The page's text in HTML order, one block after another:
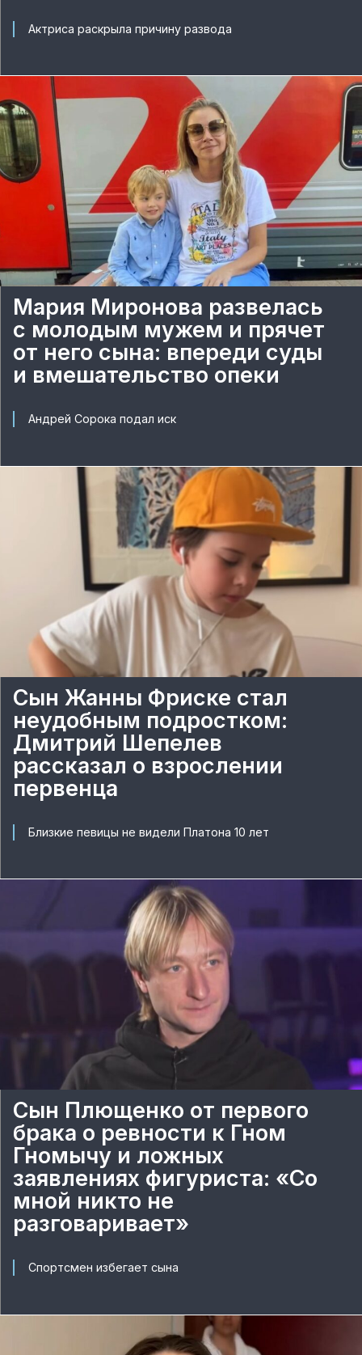
Актриса раскрыла причину развода
Мария Миронова развелась
с молодым мужем и прячет
от него сына: впереди суды
и вмешательство опеки
Андрей Сорока подал иск
Сын Жанны Фриске стал
неудобным подростком:
Дмитрий Шепелев
рассказал о взрослении
первенца
Близкие певицы не видели Платона 10 лет
Сын Плющенко от первого
брака о ревности к Гном
Гномычу и ложных
заявлениях фигуриста: «Со
мной никто не
разговаривает»
Спортсмен избегает сына